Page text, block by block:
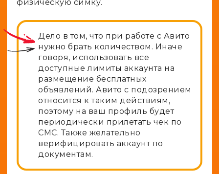
физическую симку.
Дело в том, что при работе с Авито
нужно брать количеством. Иначе
говоря, использовать все
доступные лимиты аккаунта на
размещение бесплатных
объявлений. Авито с подозрением
относится к таким действиям,
поэтому на ваш профиль будет
периодически прилетать чек по
СМС. Также желательно
верифицировать аккаунт по
документам.